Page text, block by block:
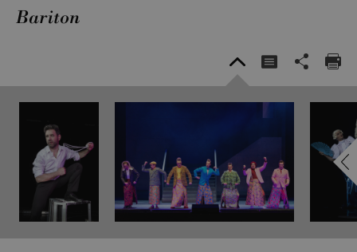
Bariton